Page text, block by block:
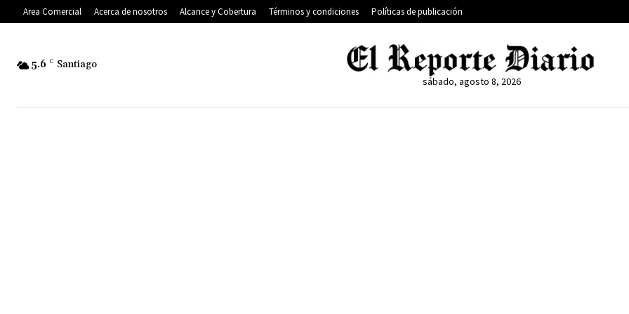
Area Comercial Acerca de nosotros Alcance y Cobertura Términos y condiciones Políticas de publicación
5.6 C Santiago
sábado, agosto 8, 2026